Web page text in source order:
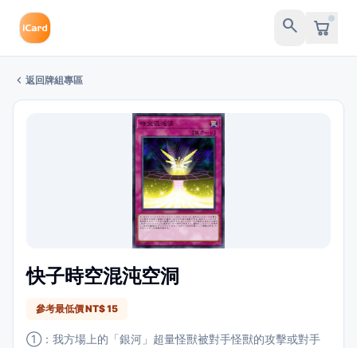
search
chevron_left 返回牌組專區
快子時空混沌空洞
參考最低價 NT$ 15
①：我方場上的「銀河」超量怪獸被對手怪獸的攻擊或對手